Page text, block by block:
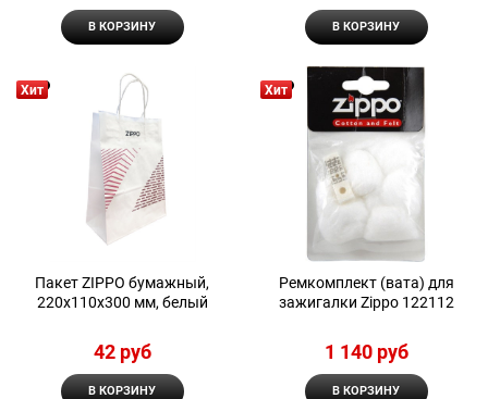
В КОРЗИНУ В КОРЗИНУ
Хит
Пакет ZIPPO бумажный,
220x110x300 мм, белый
42 руб
В КОРЗИНУ
Хит
Ремкомплект (вата) для
зажигалки Zippo 122112
1 140 руб
В КОРЗИНУ